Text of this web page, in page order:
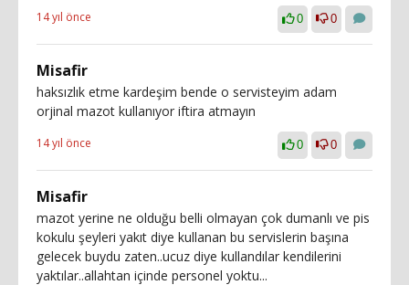
14 yıl önce 0 0
Misafir
haksızlık etme kardeşim bende o servisteyim adam
orjinal mazot kullanıyor iftira atmayın
14 yıl önce 0 0
Misafir
mazot yerine ne olduğu belli olmayan çok dumanlı ve pis
kokulu şeyleri yakıt diye kullanan bu servislerin başına
gelecek buydu zaten..ucuz diye kullandılar kendilerini
yaktılar..allahtan içinde personel yoktu...